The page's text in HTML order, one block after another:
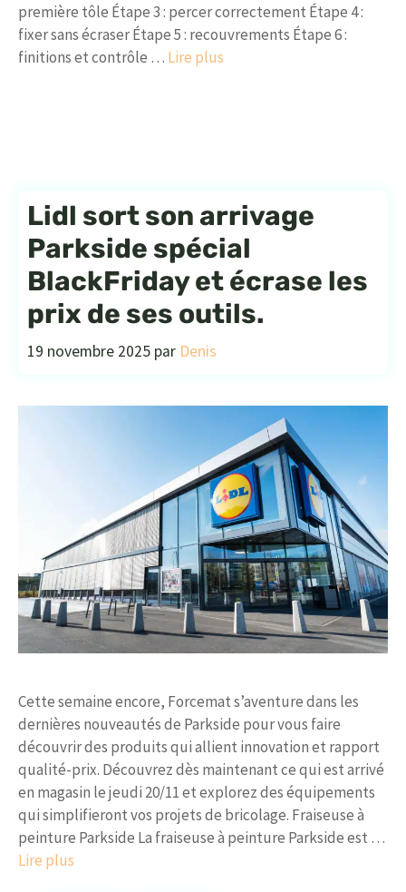
première tôle Étape 3 : percer correctement Étape 4 :
fixer sans écraser Étape 5 : recouvrements Étape 6 :
finitions et contrôle … Lire plus
Lidl sort son arrivage
Parkside spécial
BlackFriday et écrase les
prix de ses outils.
19 novembre 2025 par Denis
Cette semaine encore, Forcemat s’aventure dans les
dernières nouveautés de Parkside pour vous faire
découvrir des produits qui allient innovation et rapport
qualité-prix. Découvrez dès maintenant ce qui est arrivé
en magasin le jeudi 20/11 et explorez des équipements
qui simplifieront vos projets de bricolage. Fraiseuse à
peinture Parkside La fraiseuse à peinture Parkside est …
Lire plus